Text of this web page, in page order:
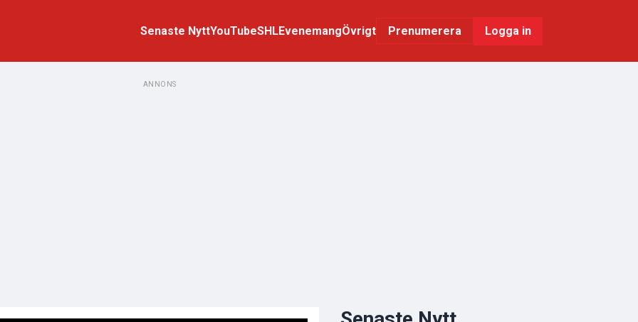
Senaste NyttYouTubeSHLEvenemangÖvrigt Prenumerera Logga in
ANNONS